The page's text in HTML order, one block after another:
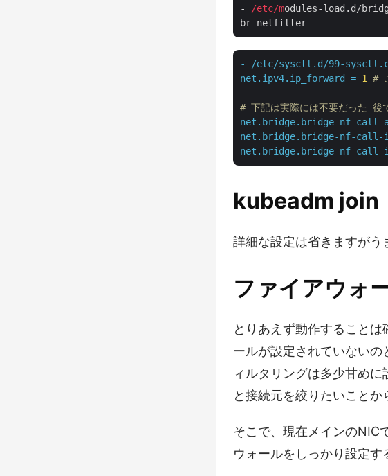
- /etc/modules-load.d/
-
/etc/sysctl.d/99-
net.ipv4.ip_forward
= 1 #
# 下記は実際には不要だった 後
net.bridge.bridge-nf-call-
net.bridge.bridge-nf-call-
net.bridge.bridge-nf-call-
kubeadm join
詳細な設定は省きますがう
ファイアウォ
とりあえず動作すること
ールが設定されていない
ィルタリングは多少甘め
と接続元を絞りたいことか
そこで、現在メインのNIC
ウォールをしっかり設定す